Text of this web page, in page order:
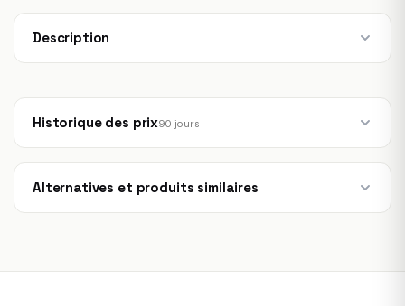
Description
Historique des prix90 jours
Alternatives et produits similaires